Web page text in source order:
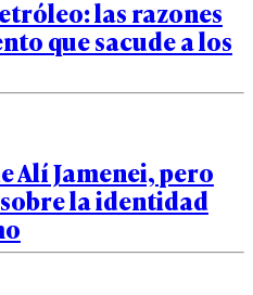
las razones
que sacude a los
Alí Jamenei, pero
la identidad